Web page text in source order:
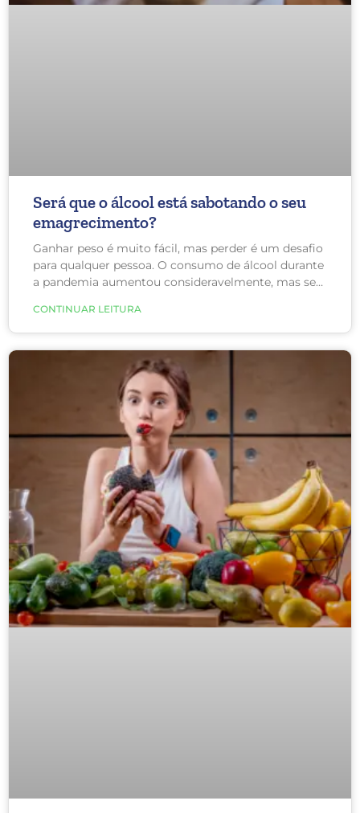
Será que o álcool está sabotando o seu
emagrecimento?
Ganhar peso é muito fácil, mas perder é um desafio
para qualquer pessoa. O consumo de álcool durante
a pandemia aumentou consideravelmente, mas será
peso?
CONTINUAR LEITURA